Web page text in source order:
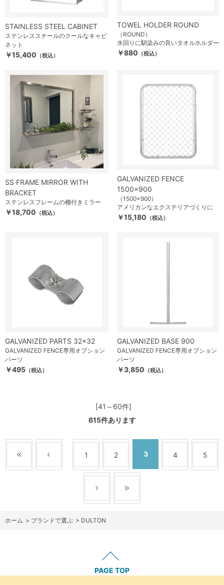
STAINLESS STEEL CABINET
ステンレススチールのクールなキャビ
ネット
￥15,400 （税込）
TOWEL HOLDER ROUND
（ROUND）
水回りに馴染みの良いタオルホルダー
￥880 （税込）
SS FRAME MIRROR WITH
BRACKET
ステンレスフレームの棚付きミラー
￥18,700 （税込）
GALVANIZED FENCE
1500×900
（1500×900）
アメリカンなエクステリアづくりに
￥15,180 （税込）
GALVANIZED PARTS 32×32
GALVANIZED FENCE専用オプション
パーツ
￥495 （税込）
GALVANIZED BASE 900
GALVANIZED FENCE専用オプション
パーツ
￥3,850 （税込）
[41～60件]
615件あります
1 2 3 4 5
ホーム > ブランドで選ぶ > DULTON
PAGE TOP